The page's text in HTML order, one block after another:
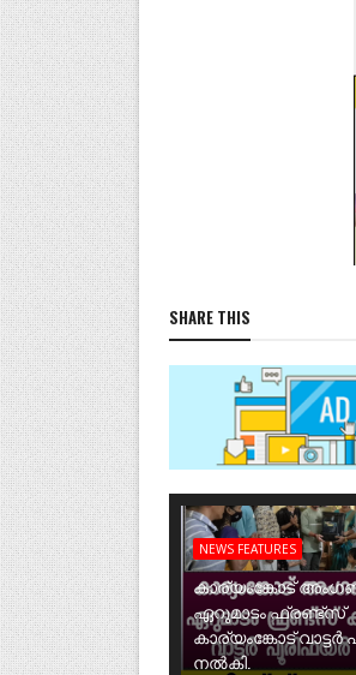
SHARE THIS
NEWS FEATURES
കാര്യംങ്കോട്
ഏറുമാടം ഫ്രണ്ട്സ്
കാര്യംങ്കോട്
നൽകി.